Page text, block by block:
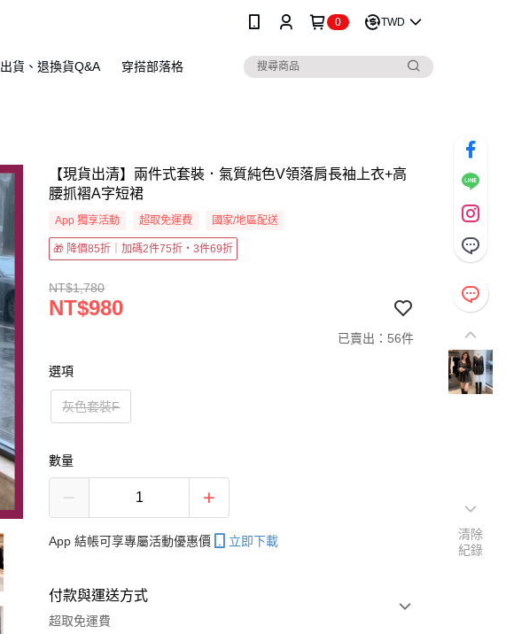
0 TWD
出貨、退換貨Q&A 穿搭部落格
【現貨出清】兩件式套裝．氣質純色V領落肩長袖上衣+高
腰抓褶A字短裙
App 獨享活動 超取免運費 國家/地區配送
🎁 降價85折｜加碼2件75折・3件69折
NT$1,780
NT$980
已賣出：56件
選項
灰色套裝F
數量
App 結帳可享專屬活動優惠價 立即下載
付款與運送方式
超取免運費
清除
紀錄